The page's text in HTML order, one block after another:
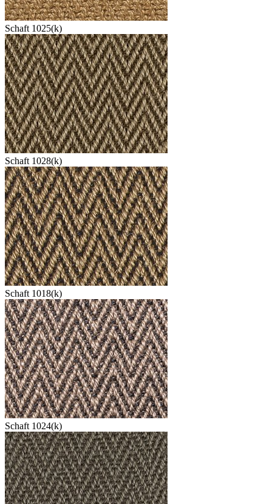
Schaft 1025(k)
Schaft 1028(k)
Schaft 1018(k)
Schaft 1024(k)